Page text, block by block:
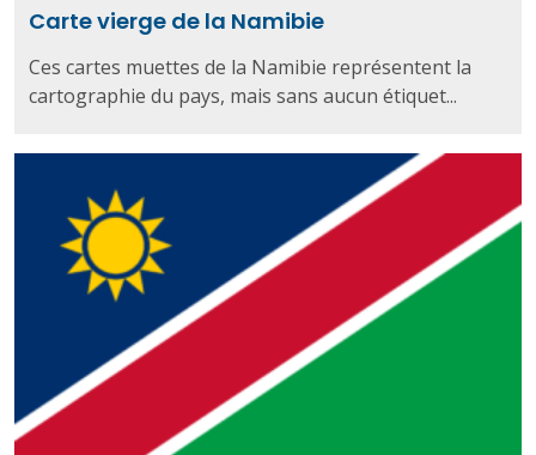
Carte vierge de la Namibie
Ces cartes muettes de la Namibie représentent la
cartographie du pays, mais sans aucun étiquet...